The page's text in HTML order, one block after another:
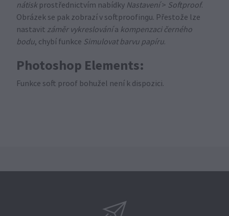
nátiskprostřednictvím nabídky Nastavení> Softproof.
Obrázek se pak zobrazí v softproofingu. Přestože lze
nastavit záměr vykreslovánía kompenzaci černého
bodu, chybí funkce Simulovat barvu papíru.
Photoshop Elements:
Funkce soft proof bohužel není k dispozici.